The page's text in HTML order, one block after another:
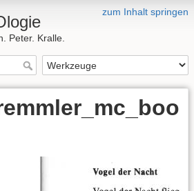
zum Inhalt springen
Peter. Kralle.